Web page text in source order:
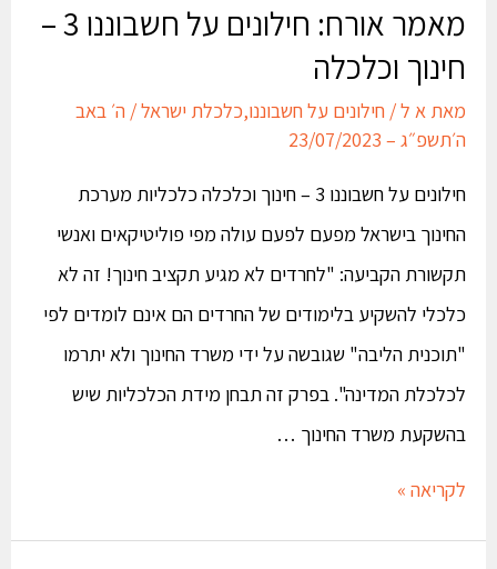
מאמר אורח: חילונים על חשבוננו 3 –
חינוך וכלכלה
מאתא ל /חילונים על חשבוננו,כלכלת ישראל/ה׳ באב
ה׳תשפ״ג – 23/07/2023
חילונים על חשבוננו 3 – חינוך וכלכלה כלכליות מערכת
החינוך בישראל מפעם לפעם עולה מפי פוליטיקאים ואנשי
תקשורת הקביעה: "לחרדים לא מגיע תקציב חינוך! זה לא
כלכלי להשקיע בלימודים של החרדים הם אינם לומדים לפי
"תוכנית הליבה" שגובשה על ידי משרד החינוך ולא יתרמו
לכלכלת המדינה". בפרק זה תבחן מידת הכלכליות שיש
בהשקעת משרד החינוך …
לקריאה »